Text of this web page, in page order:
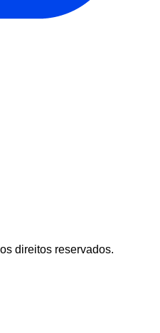
direitos reservados.